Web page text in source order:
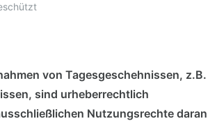
von Tagesgeschehnissen, z.B.
sind urheberrechtlich
Nutzungsrechte daran